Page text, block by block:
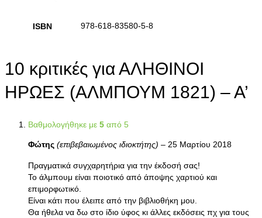
ISBN 978-618-83580-5-8
10 κριτικές γιαΑΛΗΘΙΝΟΙ
ΗΡΩΕΣ (ΑΛΜΠΟΥΜ 1821) – Α’
Βαθμολογήθηκε με 5 από 5
Φώτης (επιβεβαιωμένος ιδιοκτήτης) – 25 Μαρτίου 2018
Πραγματικά συγχαρητήρια για την έκδοσή σας!
Το άλμπουμ είναι ποιοτικό από άποψης χαρτιού και
επιμορφωτικό.
Είναι κάτι που έλειπε από την βιβλιοθήκη μου.
Θα ήθελα να δω στο ίδιο ύφος κι άλλες εκδόσεις πχ για τους